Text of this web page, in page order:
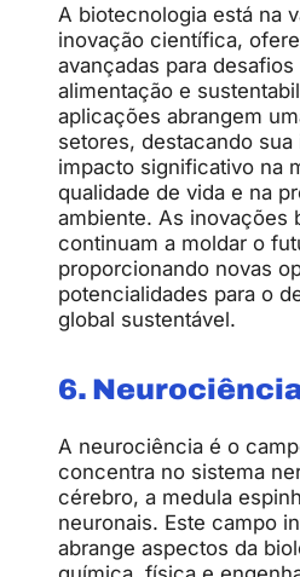
A biotecnologia está na
inovação científica,
avançadas para
alimentação e
aplicações abrangem
setores, destacando sua
impacto significativo na
qualidade de vida e na
ambiente. As inovações
continuam a moldar o
proporcionando novas
potencialidades para o
global sustentável.
6.
A neurociência é o
concentra no sistema
cérebro, a medula
neuronais. Este campo
abrange aspectos da